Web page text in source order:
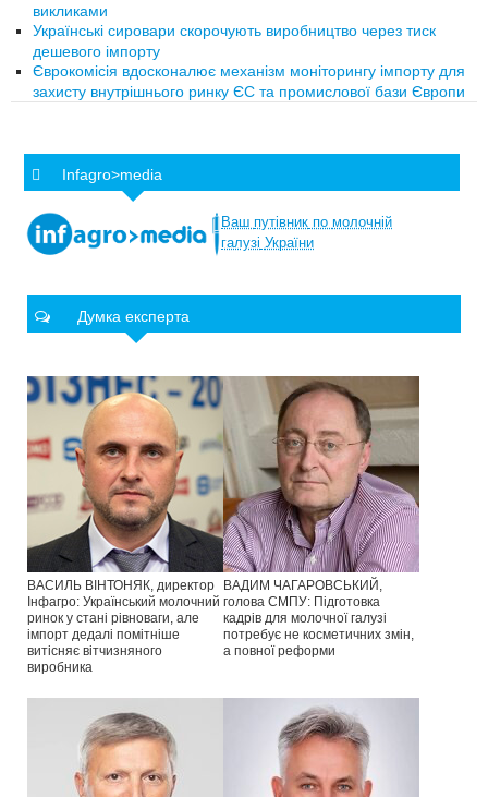
викликами
Українські сировари скорочують виробництво через тиск
дешевого імпорту
Єврокомісія вдосконалює механізм моніторингу імпорту для
захисту внутрішнього ринку ЄС та промислової бази Європи
Infagro>media
Ваш путівник по молочній
галузі України
Думка експерта
ВАСИЛЬ ВІНТОНЯК, директор
Інфагро: Український молочний
ринок у стані рівноваги, але
імпорт дедалі помітніше
витісняє вітчизняного
виробника
ВАДИМ ЧАГАРОВСЬКИЙ,
голова СМПУ: Підготовка
кадрів для молочної галузі
потребує не косметичних змін,
а повної реформи